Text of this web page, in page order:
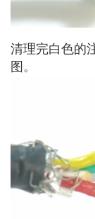
清理完白色的
图。